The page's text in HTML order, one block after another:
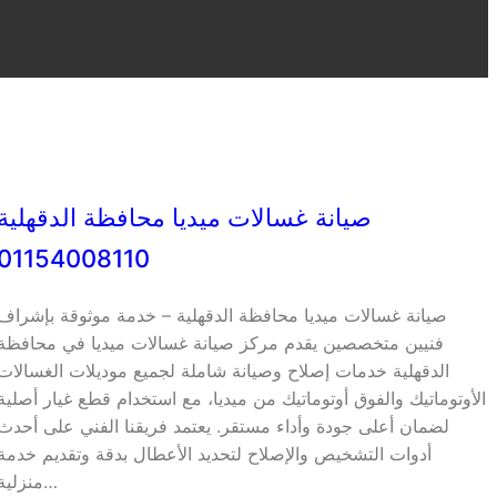
صيانة غسالات ميديا محافظة
صيانة غسالات ميديا محافظة الدقهلية – خدمة موثوقة
فنيين متخصصين يقدم مركز صيانة غسالات ميديا في
الدقهلية خدمات إصلاح وصيانة شاملة لجميع موديلات
الأوتوماتيك والفوق أوتوماتيك من ميديا، مع استخدام قطع غيار
لضمان أعلى جودة وأداء مستقر. يعتمد فريقنا الفني على
أدوات التشخيص والإصلاح لتحديد الأعطال بدقة وتقديم
منزلية…